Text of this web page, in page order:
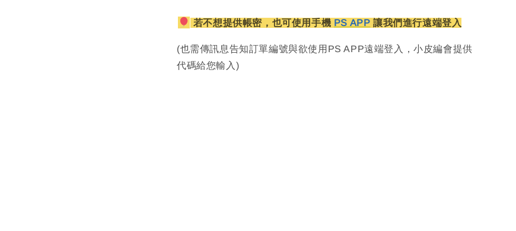
若不想提供帳密，也可使用手機 PS APP 讓我們進行遠端登入
(也需傳訊息告知訂單編號與欲使用PS APP遠端登入，小皮編會提供
代碼給您輸入)